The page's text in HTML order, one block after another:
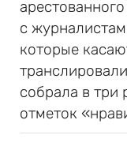
с
которые
собрала в три
отметок